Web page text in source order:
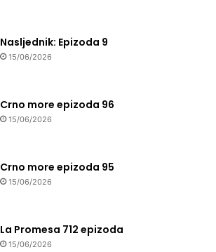
Nasljednik: Epizoda 9
15/06/2026
Crno more epizoda 96
15/06/2026
Crno more epizoda 95
15/06/2026
La Promesa 712 epizoda
15/06/2026